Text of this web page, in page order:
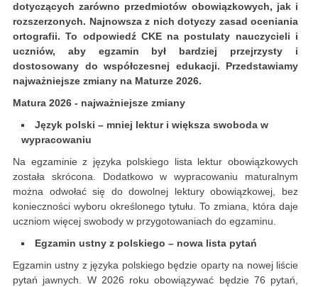
dotyczących zarówno przedmiotów obowiązkowych, jak i
rozszerzonych. Najnowsza z nich dotyczy zasad oceniania
ortografii. To odpowiedź CKE na postulaty nauczycieli i
uczniów, aby egzamin był bardziej przejrzysty i
dostosowany do współczesnej edukacji. Przedstawiamy
najważniejsze zmiany na Maturze 2026.
Matura 2026 - najważniejsze zmiany
Język polski – mniej lektur i większa swoboda w
wypracowaniu
Na egzaminie z języka polskiego lista lektur obowiązkowych
została skrócona. Dodatkowo w wypracowaniu maturalnym
można odwołać się do dowolnej lektury obowiązkowej, bez
konieczności wyboru określonego tytułu. To zmiana, która daje
uczniom więcej swobody w przygotowaniach do egzaminu.
Egzamin ustny z polskiego – nowa lista pytań
Egzamin ustny z języka polskiego będzie oparty na nowej liście
pytań jawnych. W 2026 roku obowiązywać będzie 76 pytań,